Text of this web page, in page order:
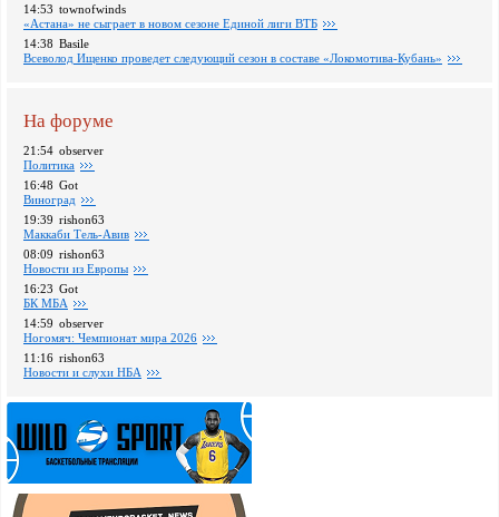
14:53 townofwinds
«Астана» не сыграет в новом сезоне Единой лиги ВТБ
14:38 Basile
Всеволод Ищенко проведет следующий сезон в составе «Локомотива-Кубань»
На форуме
21:54 observer
Политика
16:48 Got
Виноград
19:39 rishon63
Маккаби Тель-Авив
08:09 rishon63
Новости из Европы
16:23 Got
БК МБА
14:59 observer
Ногомяч: Чемпионат мира 2026
11:16 rishon63
Новости и слухи НБА